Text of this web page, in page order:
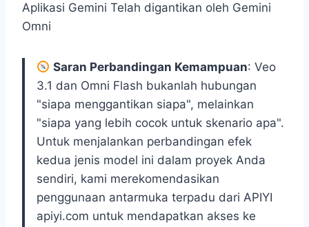
Aplikasi Gemini Telah digantikan oleh Gemini
Omni
Saran Perbandingan Kemampuan: Veo
3.1 dan Omni Flash bukanlah hubungan
"siapa menggantikan siapa", melainkan
"siapa yang lebih cocok untuk skenario apa".
Untuk menjalankan perbandingan efek
kedua jenis model ini dalam proyek Anda
sendiri, kami merekomendasikan
penggunaan antarmuka terpadu dari APIYI
apiyi.com untuk mendapatkan akses ke